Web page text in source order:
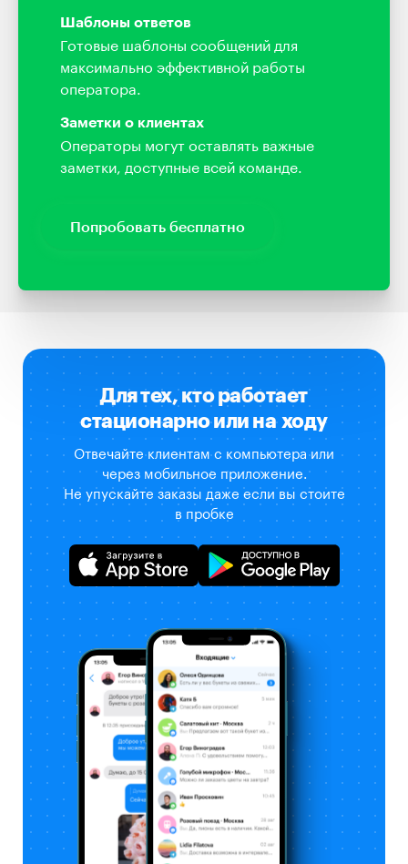
Шаблоны ответов
Готовые шаблоны сообщений для
максимально эффективной работы
оператора.
Заметки о клиентах
Операторы могут оставлять важные
заметки, доступные всей команде.
Попробовать бесплатно
Для тех, кто работает
стационарно или на ходу
Отвечайте клиентам с компьютера или
через мобильное приложение.
Не упускайте заказы даже если вы стоите
в пробке